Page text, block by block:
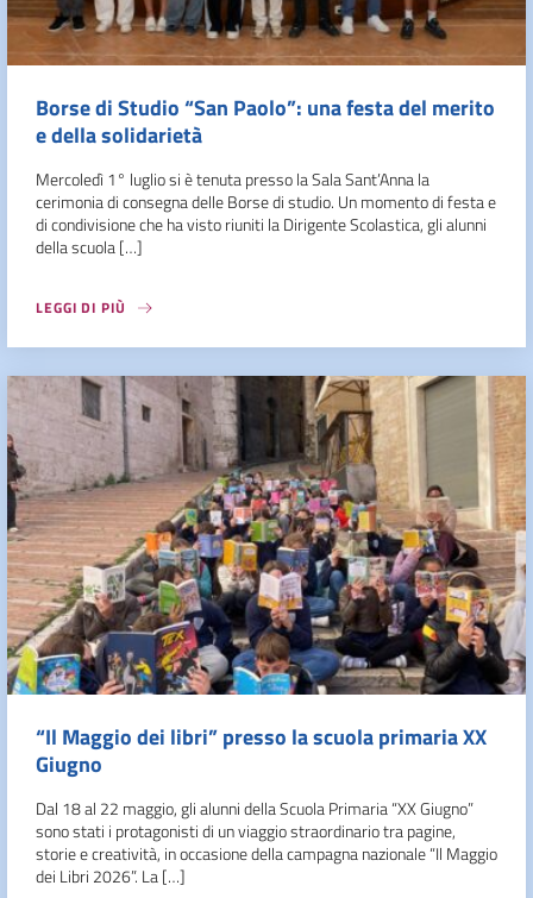
Borse di Studio “San Paolo”: una festa del merito
e della solidarietà
Mercoledì 1° luglio si è tenuta presso la Sala Sant’Anna la
cerimonia di consegna delle Borse di studio. Un momento di festa e
di condivisione che ha visto riuniti la Dirigente Scolastica, gli alunni
della scuola […]
LEGGI DI PIÙ
“Il Maggio dei libri” presso la scuola primaria XX
Giugno
Dal 18 al 22 maggio, gli alunni della Scuola Primaria “XX Giugno”
sono stati i protagonisti di un viaggio straordinario tra pagine,
storie e creatività, in occasione della campagna nazionale “Il Maggio
dei Libri 2026”. La […]